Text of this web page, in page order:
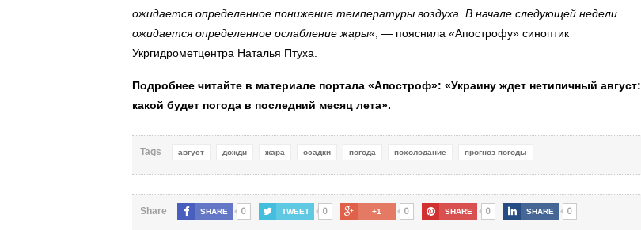
ожидается определенное понижение температуры воздуха. В начале следующей недели
ожидается определенное ослабление жары«, — пояснила «Апострофу» синоптик
Укргидрометцентра Наталья Птуха.
Подробнее читайте в материале портала «Апостроф»: «Украину ждет нетипичный август:
какой будет погода в последний месяц лета».
Tags август дожди жара осадки погода похолодание прогноз погоды
Share SHARE 0 TWEET 0 +1 0 SHARE 0 SHARE 0